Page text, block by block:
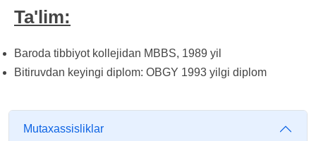
Ta'lim:
Baroda tibbiyot kollejidan MBBS, 1989 yil
Bitiruvdan keyingi diplom: OBGY 1993 yilgi diplom
Mutaxassisliklar